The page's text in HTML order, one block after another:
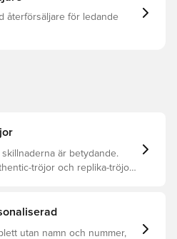
återförsäljare för ledande
är betydande.
tröjor och replika-tröjor
utan namn och nummer,